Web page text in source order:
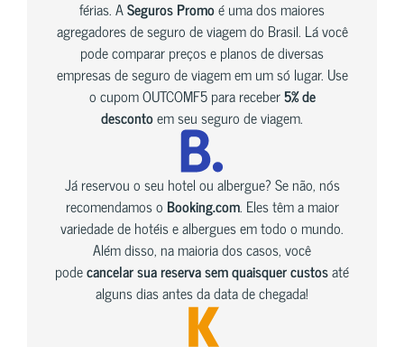
férias. ASeguros Promoé uma dos maiores
agregadores de seguro de viagem do Brasil. Lá você
pode comparar preços e planos de diversas
empresas de seguro de viagem em um só lugar. Use
o cupom OUTCOMF5 para receber5% de
descontoem seu seguro de viagem.
Já reservou o seu hotel ou albergue? Se não, nós
recomendamos o Booking.com. Eles têm a maior
variedade de hotéis e albergues em todo o mundo.
Além disso, na maioria dos casos, você
podecancelar sua reserva sem quaisquer custosaté
alguns dias antes da data de chegada!